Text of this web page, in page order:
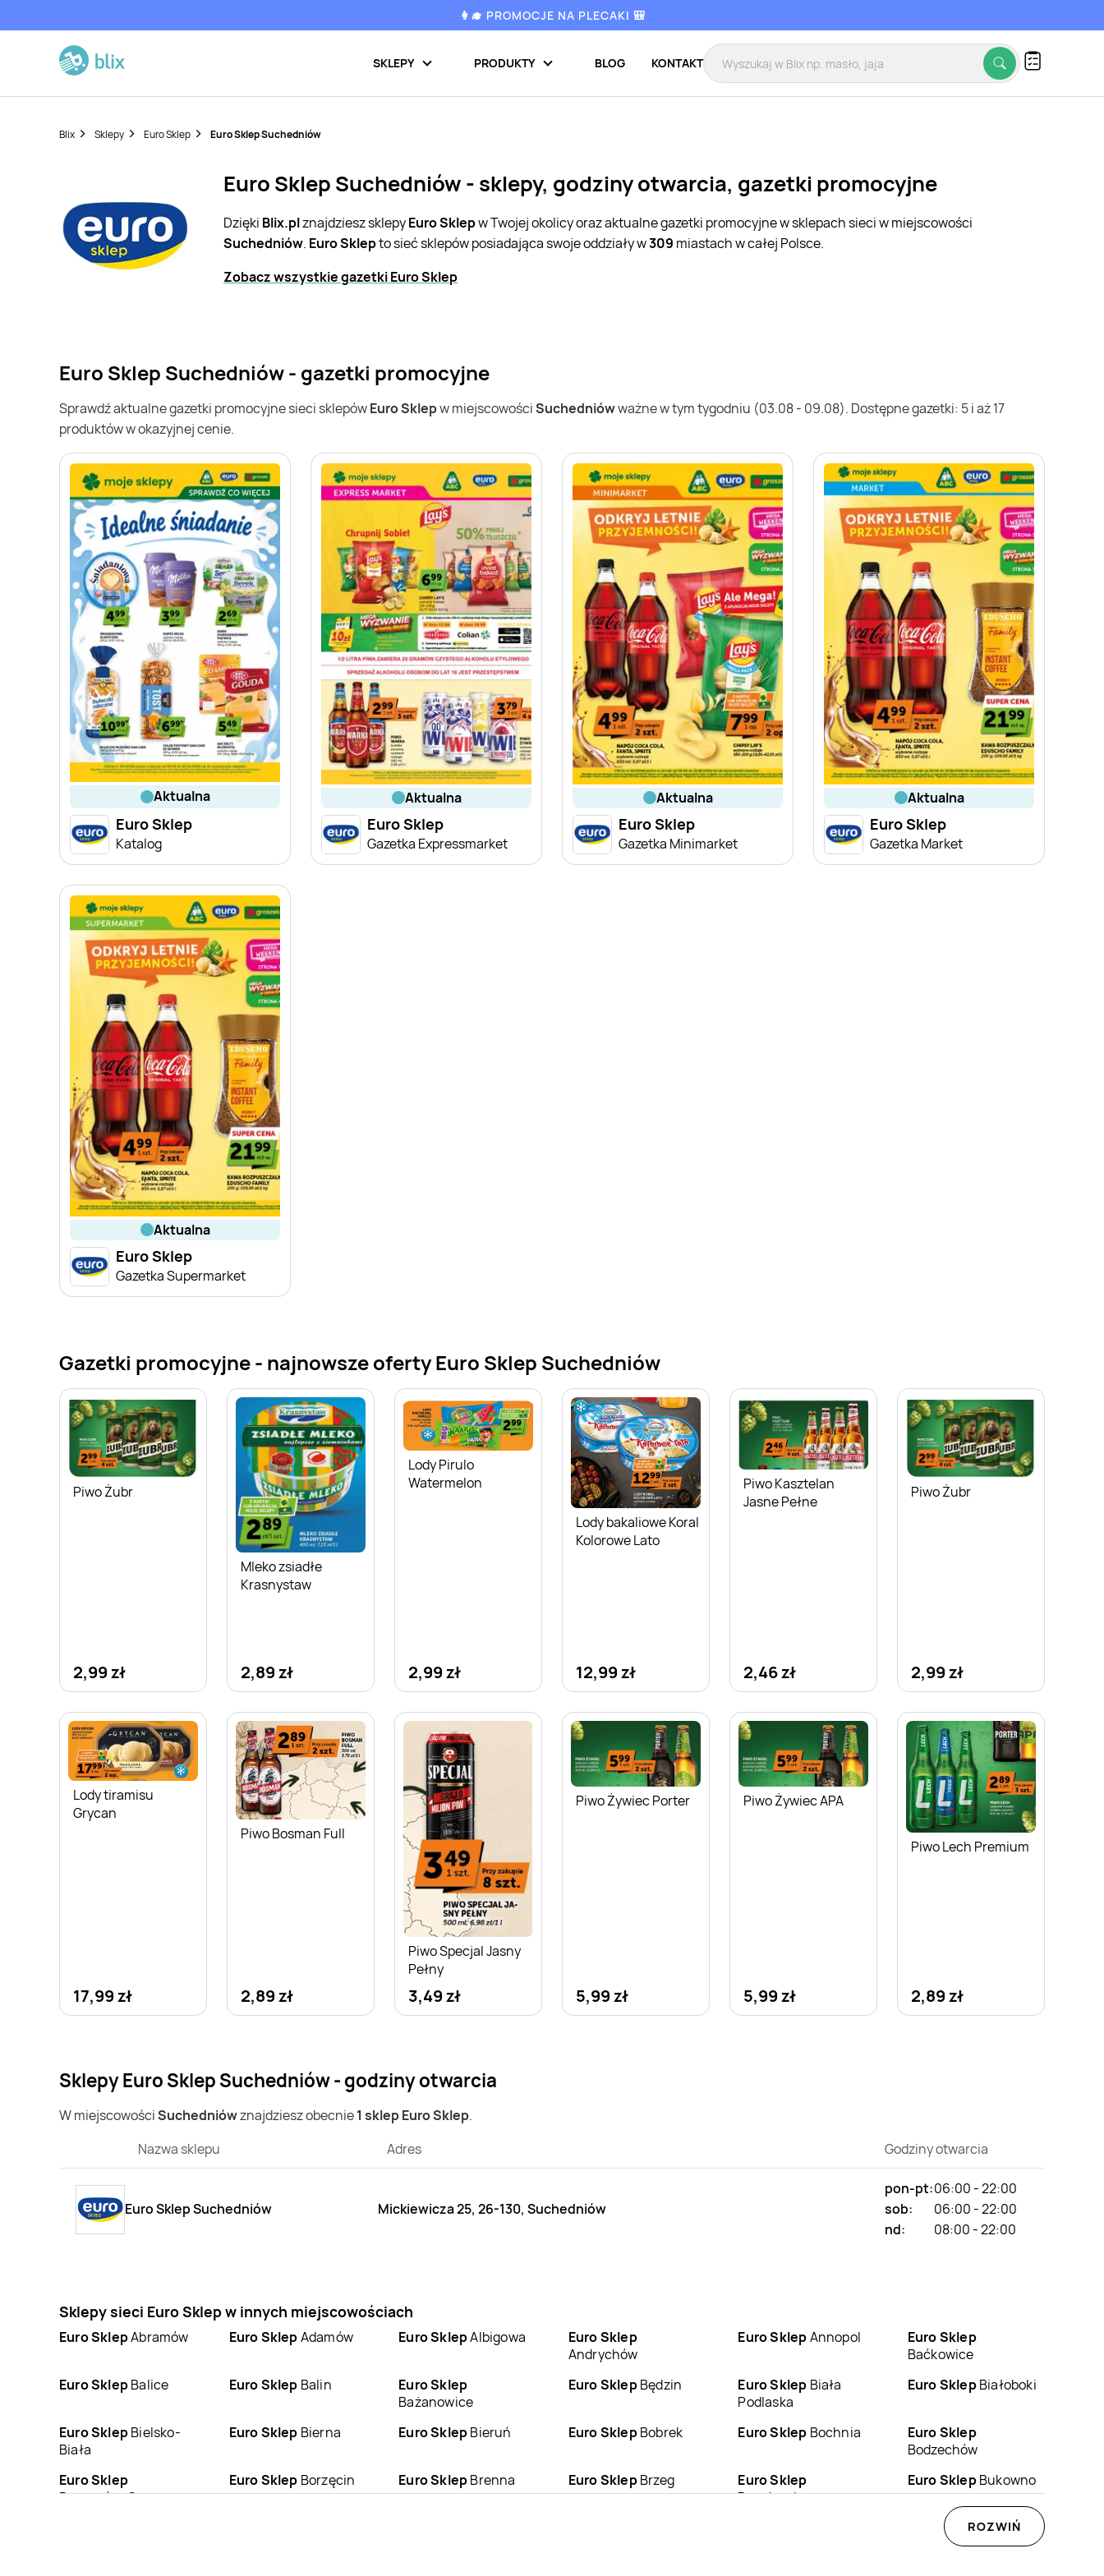
👩‍🎓 PROMOCJE NA PLECAKI 🎒
SKLEPY PRODUKTY BLOG KONTAKT
Blix Sklepy Euro Sklep Euro Sklep Suchedniów
Euro Sklep Suchedniów - sklepy, godziny otwarcia, gazetki promocyjne
Dzięki Blix.plznajdziesz sklepyEuro Sklepw Twojej okolicy oraz aktualne gazetki promocyjne w sklepach sieci w miejscowości
Suchedniów. Euro Sklepto sieć sklepów posiadająca swoje oddziały w309 miastach w całej Polsce.
Zobacz wszystkie gazetki Euro Sklep
Euro Sklep Suchedniów - gazetki promocyjne
Sprawdź aktualne gazetki promocyjne sieci sklepówEuro Sklepw miejscowościSuchedniówważne w tym tygodniu (03.08 - 09.08). Dostępne gazetki: 5 i aż 17
produktów w okazyjnej cenie.
aktualna
Euro Sklep
Katalog
aktualna
Euro Sklep
Gazetka Expressmarket
aktualna
Euro Sklep
Gazetka Minimarket
aktualna
Euro Sklep
Gazetka Market
aktualna
Euro Sklep
Gazetka Supermarket
Gazetki promocyjne - najnowsze oferty Euro Sklep Suchedniów
Piwo Żubr
2,99 zł
Mleko zsiadłe
Krasnystaw
2,89 zł
Lody Pirulo
Watermelon
2,99 zł
Lody bakaliowe Koral
Kolorowe Lato
12,99 zł
Piwo Kasztelan
Jasne Pełne
2,46 zł
Piwo Żubr
2,99 zł
Lody tiramisu
Grycan
17,99 zł
Piwo Bosman Full
2,89 zł
Piwo Specjal Jasny
Pełny
3,49 zł
Piwo Żywiec Porter
5,99 zł
Piwo Żywiec APA
5,99 zł
Piwo Lech Premium
2,89 zł
Sklepy Euro Sklep Suchedniów - godziny otwarcia
W miejscowościSuchedniówznajdziesz obecnie1 sklep Euro Sklep.
Nazwa sklepu
Adres Godziny otwarcia
Euro Sklep Suchedniów Mickiewicza 25, 26-130, Suchedniów
pon-pt:06:00 - 22:00
sob:
06:00 - 22:00
nd:
08:00 - 22:00
Sklepy sieci Euro Sklep w innych miejscowościach
Euro SklepAbramów Euro SklepAdamów Euro SklepAlbigowa
Euro Sklep
Andrychów
Euro SklepAnnopol
Euro Sklep
Baćkowice
Euro SklepBalice Euro Sklep Balin
Euro Sklep
Bażanowice
Euro SklepBędzin Euro Sklep Biała
Podlaska
Euro SklepBiałoboki
Euro SklepBielsko-
Biała
Euro Sklep Bierna Euro SklepBieruń Euro SklepBobrek Euro Sklep Bochnia
Euro Sklep
Bodzechów
Euro Sklep
Boguszów-Gorce
Euro Sklep Borzęcin Euro SklepBrenna Euro SklepBrzeg
Euro Sklep
Buczkowice
Euro SklepBukowno
Euro SklepChełm
ROZWIŃ